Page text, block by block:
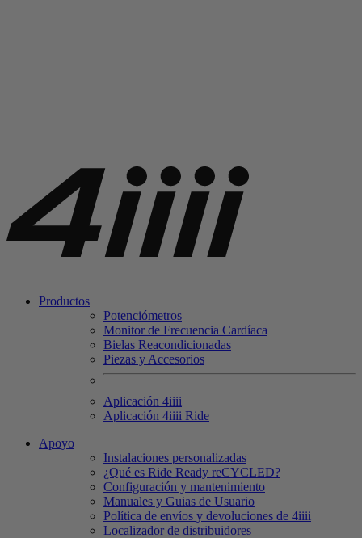
Productos
Potenciómetros
Monitor de Frecuencia Cardíaca
Bielas Reacondicionadas
Piezas y Accesorios
Aplicación 4iiii
Aplicación 4iiii Ride
Apoyo
Instalaciones personalizadas
¿Qué es Ride Ready reCYCLED?
Configuración y mantenimiento
Manuales y Guias de Usuario
Política de envíos y devoluciones de 4iiii
Localizador de distribuidores